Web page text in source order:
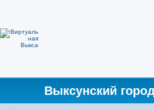
Выксунский